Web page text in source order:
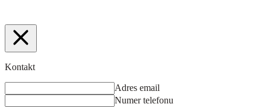
Kontakt
Adres email
Numer telefonu